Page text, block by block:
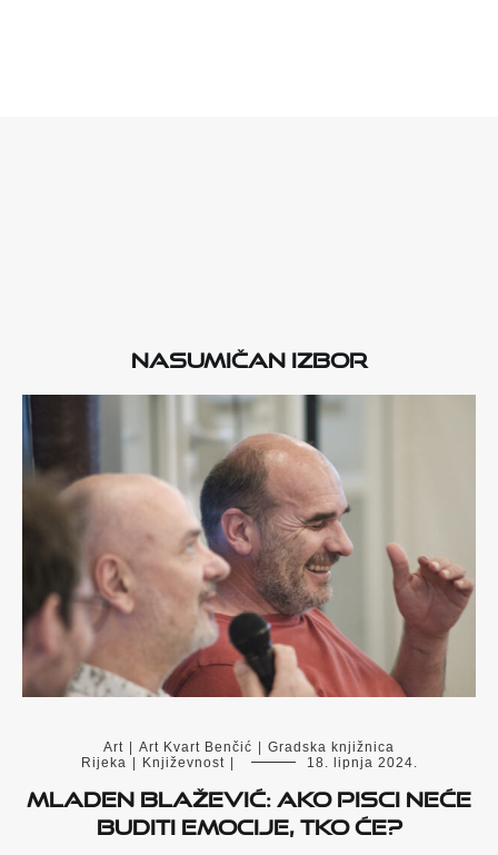
Nasumičan izbor
Art Art Kvart Benčić
Gradska knjižnica
Rijeka
Književnost 18. lipnja 2024.
Mladen Blažević: Ako pisci neće
buditi emocije, tko će?